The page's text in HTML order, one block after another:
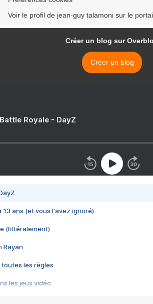
Voir le profil de jean-guy talamoni sur le
Créer un blog sur
Créer un blog
Royale - DayZ
13 ans (et vous l'avez ignoré)
(littéralement)
Rayan
toutes les règles
les jeux vidéo